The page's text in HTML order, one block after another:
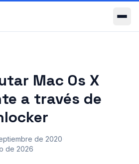
Mac Os X
a través de
de 2020·
de 2026